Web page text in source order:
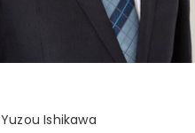
Yuzou Ishikawa